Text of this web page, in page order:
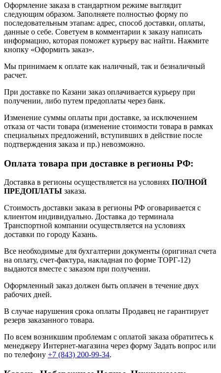
Оформление заказа в стандартном режиме выглядит
следующим образом. Заполняете полностью форму по
последовательным этапам: адрес, способ доставки, оплаты,
данные о себе. Советуем в комментарии к заказу написать
информацию, которая поможет курьеру вас найти. Нажмите
кнопку «Оформить заказ».
Мы принимаем к оплате как наличный, так и безналичный
расчет.
При доставке по Казани заказ оплачивается курьеру при
получении, либо путем предоплаты через банк.
Изменение суммы оплаты при доставке, за исключением
отказа от части товара (изменение стоимости товара в рамках
специальных предложений, вступивших в действие после
подтверждения заказа и пр.) невозможно.
Оплата товара при доставке в регионы РФ:
Доставка в регионы осуществляется на условиях ПОЛНОЙ
ПРЕДОПЛАТЫ заказа.
Стоимость доставки заказа в регионы РФ оговаривается с
клиентом индивидуально. Доставка до терминала
Транспортной компании осуществляется на условиях
доставки по городу Казань.
Все необходимые для бухгалтерии документы (оригинал счета
на оплату, счет-фактура, накладная по форме ТОРГ-12)
выдаются вместе с заказом при получении.
Оформленный заказ должен быть оплачен в течение двух
рабочих дней.
В случае нарушения срока оплаты Продавец не гарантирует
резерв заказанного товара.
По всем возникшим проблемам с оплатой заказа обратитесь к
менеджеру Интернет-магазина через форму Задать вопрос или
по телефону +7 (843) 200-99-34.